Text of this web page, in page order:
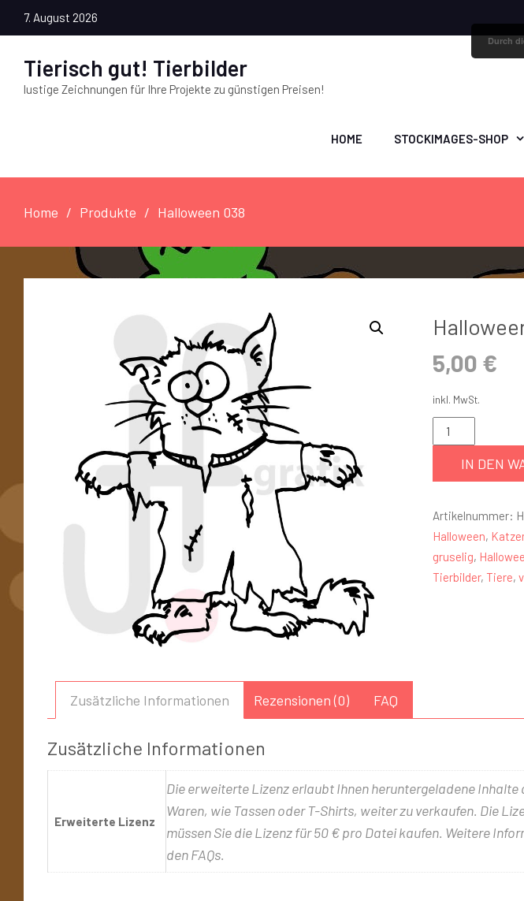
7. August 2026
Tierisch gut! Tierbilder
lustige Zeichnungen für Ihre Projekte zu günstigen Preisen!
HOME STOCKIMAGES-SHOP
Home Produkte Halloween 038
5,00 €
inkl. MwSt.
IN DEN
Artikelnummer:
Halloween,
gruselig,
Tierbilder, Tiere,
Zusätzliche Informationen Rezensionen (0) FAQ
Zusätzliche Informationen
Erweiterte Lizenz
Die erweiterte Lizenz erlaubt Ihnen heruntergeladene Inhalte
Waren, wie Tassen oder T-Shirts, weiter zu verkaufen. Die
müssen Sie die Lizenz für 50 € pro Datei kaufen. Weitere
den FAQs.
Durch